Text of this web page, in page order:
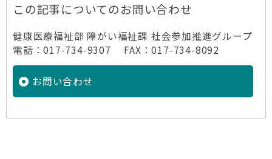
この記事についてのお問い合わせ
健康医療福祉部 障がい福祉課 社会参加推進グループ
電話：017-734-9307 FAX：017-734-8092
お問い合わせ